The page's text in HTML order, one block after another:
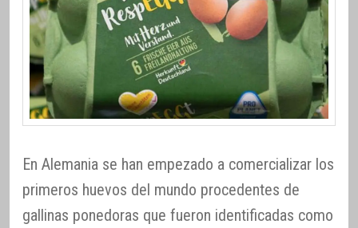
En Alemania se han empezado a comercializar los
primeros huevos del mundo procedentes de
gallinas ponedoras que fueron identificadas como